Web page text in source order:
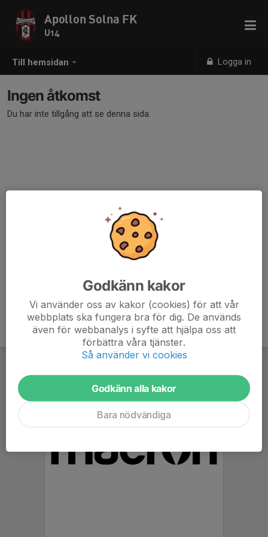
Till hemsidan Logga in
Apollon Solna FK
U14
Ingen åtkomst
Du har inte tillgång att se denna sida.
Godkänn kakor
Vi använder oss av kakor (cookies) för att vår
webbplats ska fungera bra för dig. De används
även för webbanalys i syfte att hjälpa oss att
förbättra våra tjänster.
Så använder vi cookies
Godkänn alla kakor
Bara nödvändiga